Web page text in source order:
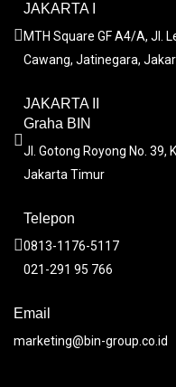
JAKARTA I
MTH Square GF A4/A, Jl.
Cawang, Jatinegara,
JAKARTA II
Graha BIN
Jl. Gotong Royong No. 39,
Jakarta Timur
Telepon
0813-1176-5117
021-291 95 766
Email
marketing@bin-group.co.id